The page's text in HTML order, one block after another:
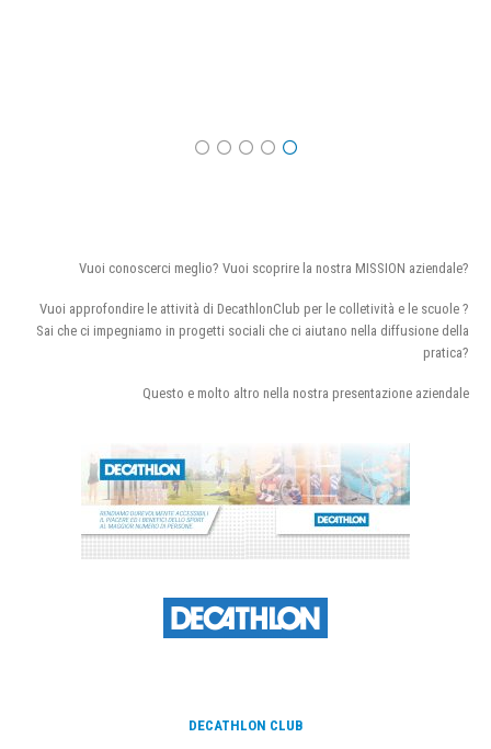
Vuoi conoscerci meglio? Vuoi scoprire la nostra MISSION aziendale?
Vuoi approfondire le attività di DecathlonClub per le colletività e le scuole ?
Sai che ci impegniamo in progetti sociali che ci aiutano nella diffusione della
pratica?
Questo e molto altro nella nostra presentazione aziendale
DECATHLON CLUB